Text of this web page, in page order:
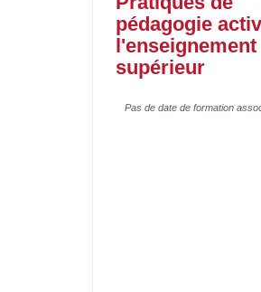
pédagogie
l'enseignement
supérieur
Pas de date de formation